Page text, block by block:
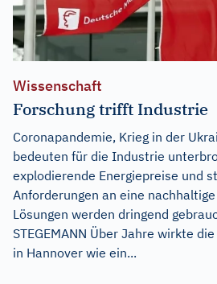
Wissenschaft
Forschung trifft Industrie
Coronapandemie, Krieg in der
bedeuten für die Industrie
explodierende Energiepreise und
Anforderungen an eine
Lösungen werden dringend
STEGEMANN Über Jahre wirkte
in Hannover wie ein...